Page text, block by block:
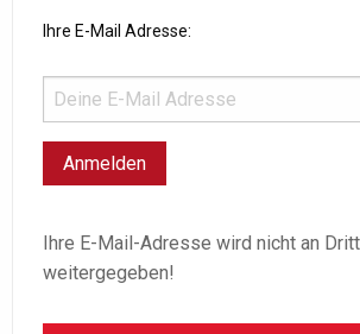
Ihre E-Mail Adresse:
Ihre E-Mail-Adresse wird nicht an
weitergegeben!